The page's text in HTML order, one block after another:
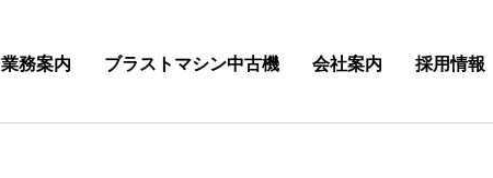
業務案内 ブラストマシン中古機 会社案内 採用情報